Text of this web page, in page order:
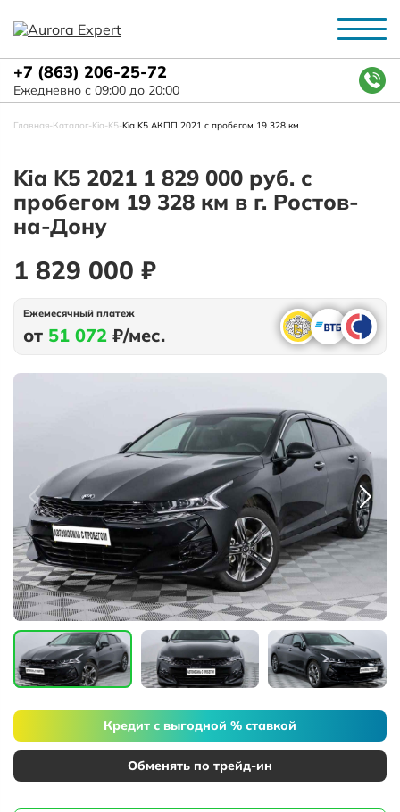
+7 (863) 206-25-72
Ежедневно с 09:00 до 20:00
Главная-Каталог-Kia-K5-Kia K5 АКПП 2021 с пробегом 19 328 км
Kia K5 2021 1 829 000 руб. с
пробегом 19 328 км в г. Ростов-
на-Дону
1 829 000 ₽
Ежемесячный платеж
от 51 072 ₽/мес.
Кредит с выгодной % ставкой
Обменять по трейд-ин